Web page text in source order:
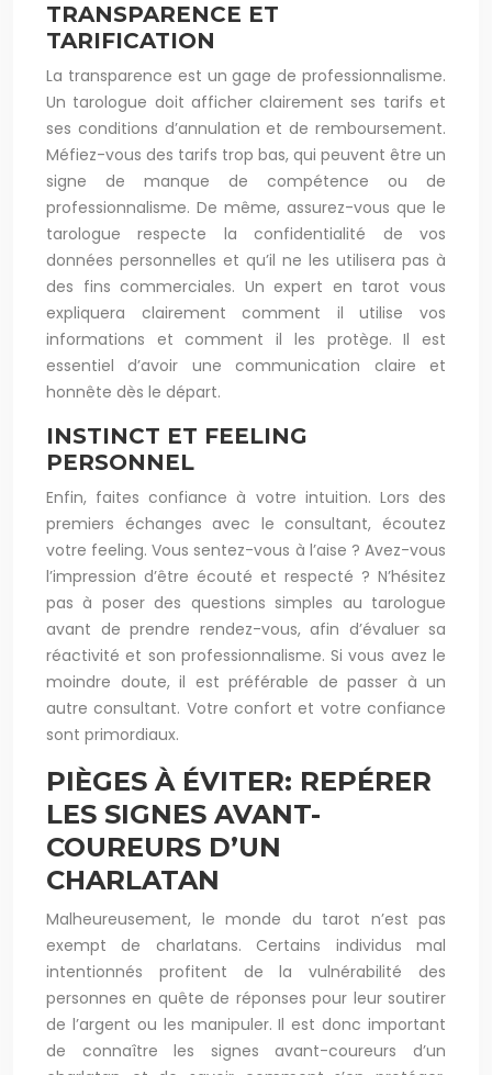
TRANSPARENCE ET
TARIFICATION
La transparence est un gage de professionnalisme.
Un tarologue doit afficher clairement ses tarifs et
ses conditions d’annulation et de remboursement.
Méfiez-vous des tarifs trop bas, qui peuvent être un
signe de manque de compétence ou de
professionnalisme. De même, assurez-vous que le
tarologue respecte la confidentialité de vos
données personnelles et qu’il ne les utilisera pas à
des fins commerciales. Un expert en tarot vous
expliquera clairement comment il utilise vos
informations et comment il les protège. Il est
essentiel d’avoir une communication claire et
honnête dès le départ.
INSTINCT ET FEELING
PERSONNEL
Enfin, faites confiance à votre intuition. Lors des
premiers échanges avec le consultant, écoutez
votre feeling. Vous sentez-vous à l’aise ? Avez-vous
l’impression d’être écouté et respecté ? N’hésitez
pas à poser des questions simples au tarologue
avant de prendre rendez-vous, afin d’évaluer sa
réactivité et son professionnalisme. Si vous avez le
moindre doute, il est préférable de passer à un
autre consultant. Votre confort et votre confiance
sont primordiaux.
PIÈGES À ÉVITER: REPÉRER
LES SIGNES AVANT-
COUREURS D’UN
CHARLATAN
Malheureusement, le monde du tarot n’est pas
exempt de charlatans. Certains individus mal
intentionnés profitent de la vulnérabilité des
personnes en quête de réponses pour leur soutirer
de l’argent ou les manipuler. Il est donc important
de connaître les signes avant-coureurs d’un